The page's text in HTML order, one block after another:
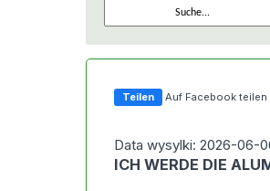
Teilen Auf Facebook teilen
Data wysylki: 2026-06-
ICH WERDE DIE